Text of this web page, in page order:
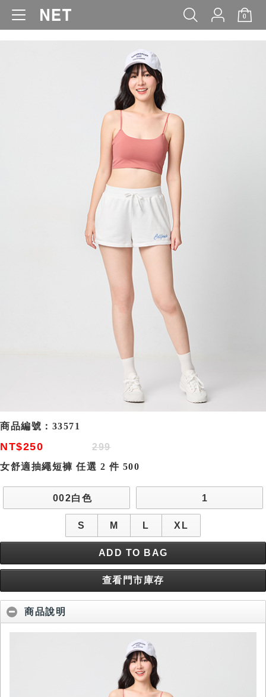
0
WOMEN MEN KIDS BABY
商品編號： 33571
NT$250
299
女舒適抽繩短褲 任選 2 件 500
002白色 1
S M L XL
ADD TO BAG
查看門市庫存
商品說明